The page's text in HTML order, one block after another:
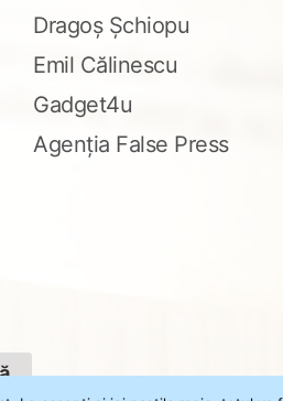
Dragoș Șchiopu
Emil Călinescu
Gadget4u
Agenția False Press